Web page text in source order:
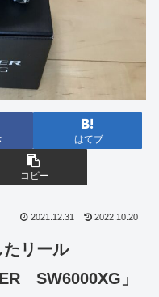
はてブ
コピー
2021.12.31 2022.10.20
リール
SW6000XG」